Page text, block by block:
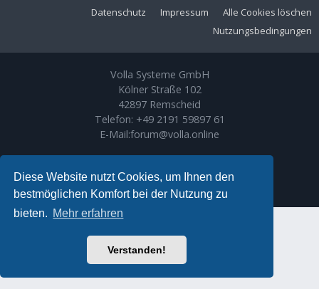
Diese Website nutzt Cookies, um Ihnen den
bestmöglichen Komfort bei der Nutzung zu
bieten. Mehr erfahren
Verstanden!
Alle Cookies löschen
Impressum
Datenschutz
Nutzungsbedingungen
Volla Systeme GmbH
Kölner Straße 102
42897 Remscheid
Telefon: +49 2191 59897 61
E-Mail:forum@volla.online
Ariki Theme byGramziu